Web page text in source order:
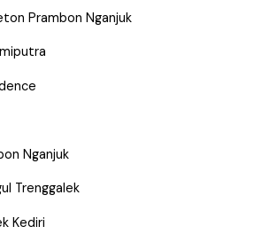
Prambon Nganjuk
Nganjuk
Trenggalek
Kediri